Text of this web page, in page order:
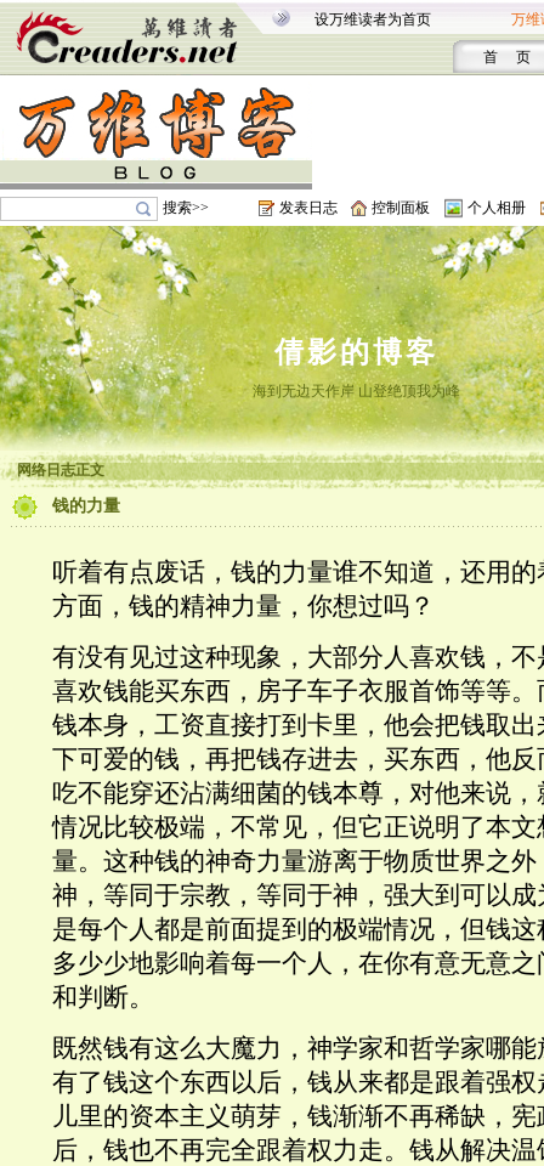
设万维读者为首页 万维
首 页
搜索>> 发表日志 控制面板 个人相册
倩影的博客
海到无边天作岸 山登绝顶我为峰
网络日志正文
钱的力量
听着有点废话，钱的力量谁不知道，还用
方面，钱的精神力量，你想过吗？
有没有见过这种现象，大部分人喜欢钱，
喜欢钱能买东西，房子车子衣服首饰等等
钱本身，工资直接打到卡里，他会把钱取
下可爱的钱，再把钱存进去，买东西，他
吃不能穿还沾满细菌的钱本尊，对他来说
情况比较极端，不常见，但它正说明了本
量。这种钱的神奇力量游离于物质世界之
神，等同于宗教，等同于神，强大到可以
是每个人都是前面提到的极端情况，但钱
多少少地影响着每一个人，在你有意无意
和判断。
既然钱有这么大魔力，神学家和哲学家哪
有了钱这个东西以后，钱从来都是跟着强
儿里的资本主义萌芽，钱渐渐不再稀缺，
后，钱也不再完全跟着权力走。钱从解决